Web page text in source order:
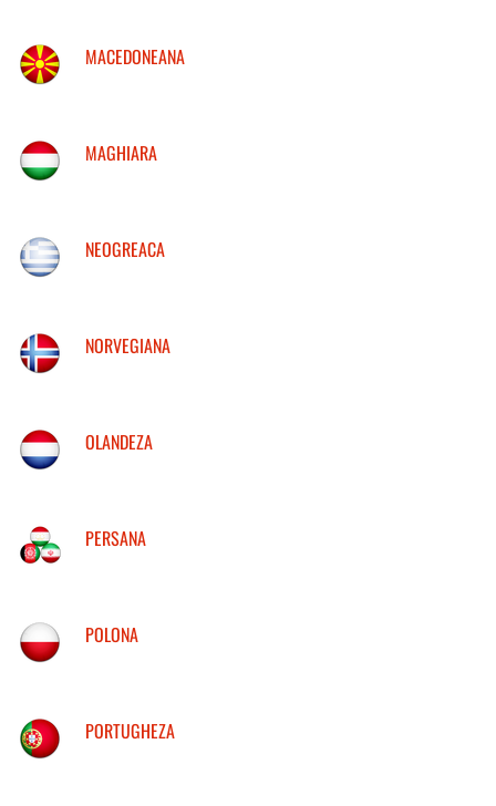
MACEDONEANA
MAGHIARA
NEOGREACA
NORVEGIANA
OLANDEZA
PERSANA
POLONA
PORTUGHEZA